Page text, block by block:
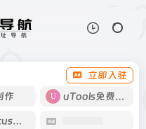
立即入驻
作 uTools免费工具箱
云上Focus接码